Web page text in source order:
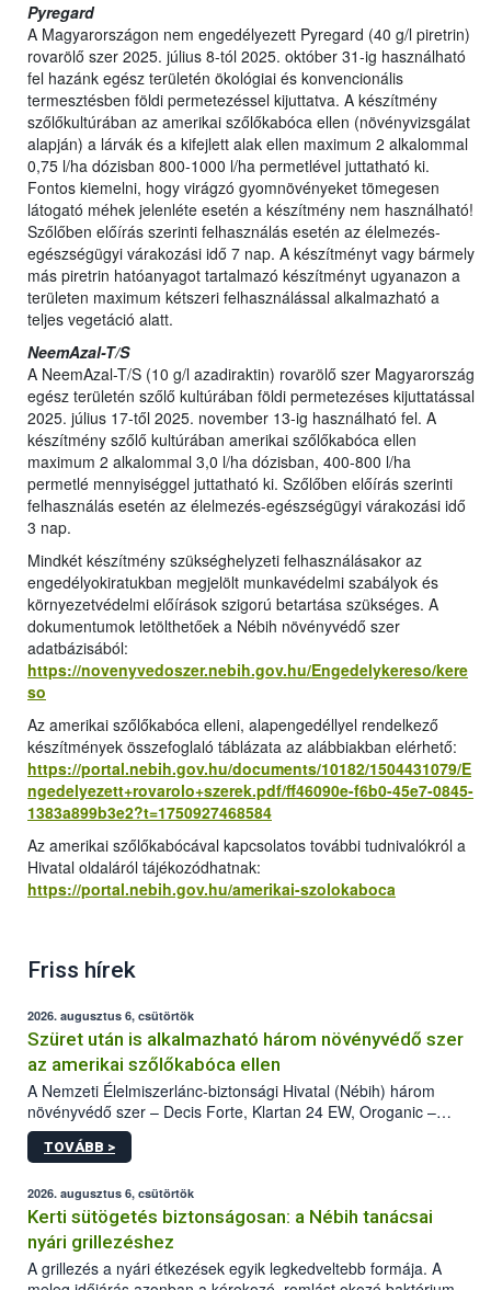
Pyregard
A Magyarországon nem engedélyezett Pyregard (40 g/l piretrin)
rovarölő szer 2025. július 8-tól 2025. október 31-ig használható
fel hazánk egész területén ökológiai és konvencionális
termesztésben földi permetezéssel kijuttatva. A készítmény
szőlőkultúrában az amerikai szőlőkabóca ellen (növényvizsgálat
alapján) a lárvák és a kifejlett alak ellen maximum 2 alkalommal
0,75 l/ha dózisban 800-1000 l/ha permetlével juttatható ki.
Fontos kiemelni, hogy virágzó gyomnövényeket tömegesen
látogató méhek jelenléte esetén a készítmény nem használható!
Szőlőben előírás szerinti felhasználás esetén az élelmezés-
egészségügyi várakozási idő 7 nap. A készítményt vagy bármely
más piretrin hatóanyagot tartalmazó készítményt ugyanazon a
területen maximum kétszeri felhasználással alkalmazható a
teljes vegetáció alatt.
NeemAzal-T/S
A NeemAzal-T/S (10 g/l azadiraktin) rovarölő szer Magyarország
egész területén szőlő kultúrában földi permetezéses kijuttatással
2025. július 17-től 2025. november 13-ig használható fel. A
készítmény szőlő kultúrában amerikai szőlőkabóca ellen
maximum 2 alkalommal 3,0 l/ha dózisban, 400-800 l/ha
permetlé mennyiséggel juttatható ki. Szőlőben előírás szerinti
felhasználás esetén az élelmezés-egészségügyi várakozási idő
3 nap.
Mindkét készítmény szükséghelyzeti felhasználásakor az
engedélyokiratukban megjelölt munkavédelmi szabályok és
környezetvédelmi előírások szigorú betartása szükséges. A
dokumentumok letölthetőek a Nébih növényvédő szer
adatbázisából:
https://novenyvedoszer.nebih.gov.hu/Engedelykereso/kere
so
Az amerikai szőlőkabóca elleni, alapengedéllyel rendelkező
készítmények összefoglaló táblázata az alábbiakban elérhető:
https://portal.nebih.gov.hu/documents/10182/1504431079/E
ngedelyezett+rovarolo+szerek.pdf/ff46090e-f6b0-45e7-0845-
1383a899b3e2?t=1750927468584
Az amerikai szőlőkabócával kapcsolatos további tudnivalókról a
Hivatal oldaláról tájékozódhatnak:
https://portal.nebih.gov.hu/amerikai-szolokaboca
Friss hírek
2026. augusztus 6, csütörtök
Szüret után is alkalmazható három növényvédő szer
az amerikai szőlőkabóca ellen
A Nemzeti Élelmiszerlánc-biztonsági Hivatal (Nébih) három
növényvédő szer – Decis Forte, Klartan 24 EW, Oroganic –
engedélyokiratát módosította, így azok a szüretet követően,
egészen a vesszőérettség (BBCH 91) stádiumáig
érésű szőlőkben is legyen lehetőség a károsító elleni további
védekezésre. Az Oroganic készítmény kis kiszerelésben kiskerti
felhasználók számára is elérhető és ökológiai termesztésben is
engedélyezett.
TOVÁBB >
2026. augusztus 6, csütörtök
Kerti sütögetés biztonságosan: a Nébih tanácsai
nyári grillezéshez
A grillezés a nyári étkezések egyik legkedveltebb formája. A